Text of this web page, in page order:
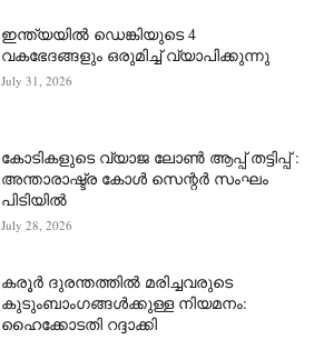
ഇന്ത്യയിൽ ഡെങ്കിയുടെ 4
വകഭേദങ്ങളും ഒരുമിച്ച് വ്യാപിക്കുന്നു
July 31, 2026
കോടികളുടെ വ്യാജ ലോൺ ആപ്പ് തട്ടിപ്പ് :
അന്താരാഷ്ട്ര കോൾ സെന്റർ സംഘം
പിടിയില്‍
July 28, 2026
കരൂർ ദുരന്തത്തിൽ മരിച്ചവരുടെ
കുടുംബാംഗങ്ങൾക്കുള്ള നിയമനം:
ഹൈക്കോടതി റദ്ദാക്കി